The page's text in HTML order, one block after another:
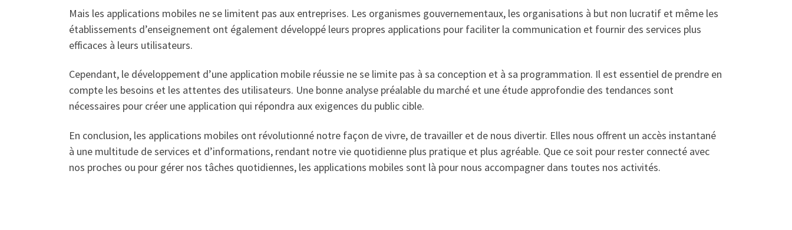
Mais les applications mobiles ne se limitent pas aux entreprises. Les organismes gouvernementaux, les organisations à but non lucratif et même les
établissements d’enseignement ont également développé leurs propres applications pour faciliter la communication et fournir des services plus
efficaces à leurs utilisateurs.
Cependant, le développement d’une application mobile réussie ne se limite pas à sa conception et à sa programmation. Il est essentiel de prendre en
compte les besoins et les attentes des utilisateurs. Une bonne analyse préalable du marché et une étude approfondie des tendances sont
nécessaires pour créer une application qui répondra aux exigences du public cible.
En conclusion, les applications mobiles ont révolutionné notre façon de vivre, de travailler et de nous divertir. Elles nous offrent un accès instantané
à une multitude de services et d’informations, rendant notre vie quotidienne plus pratique et plus agréable. Que ce soit pour rester connecté avec
nos proches ou pour gérer nos tâches quotidiennes, les applications mobiles sont là pour nous accompagner dans toutes nos activités.